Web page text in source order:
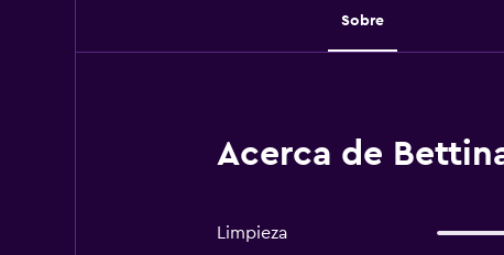
Sobre
Acerca de
Limpieza